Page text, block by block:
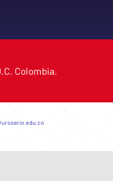
Colombia.